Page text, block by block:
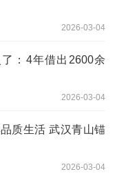
2026-03-04
：4年借出2600余
2026-03-04
质生活 武汉青山锚
2026-03-04